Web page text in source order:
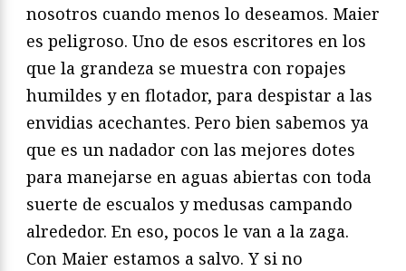
nosotros cuando menos lo deseamos. Maier
es peligroso. Uno de esos escritores en los
que la grandeza se muestra con ropajes
humildes y en flotador, para despistar a las
envidias acechantes. Pero bien sabemos ya
que es un nadador con las mejores dotes
para manejarse en aguas abiertas con toda
suerte de escualos y medusas campando
alrededor. En eso, pocos le van a la zaga.
Con Maier estamos a salvo. Y si no